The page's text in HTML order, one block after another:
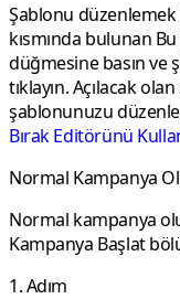
Şablonu
kısmında bulunan
düğmesine basın ve
tıklayın. Açılacak
şablonunuzu
Bırak Editörünü
Normal Kampanya
Normal kampanya
Kampanya Başlat
1. Adım